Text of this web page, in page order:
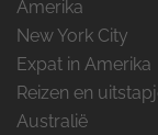
Amerika
New York City
Expat in Amerika
Reizen en
Australië